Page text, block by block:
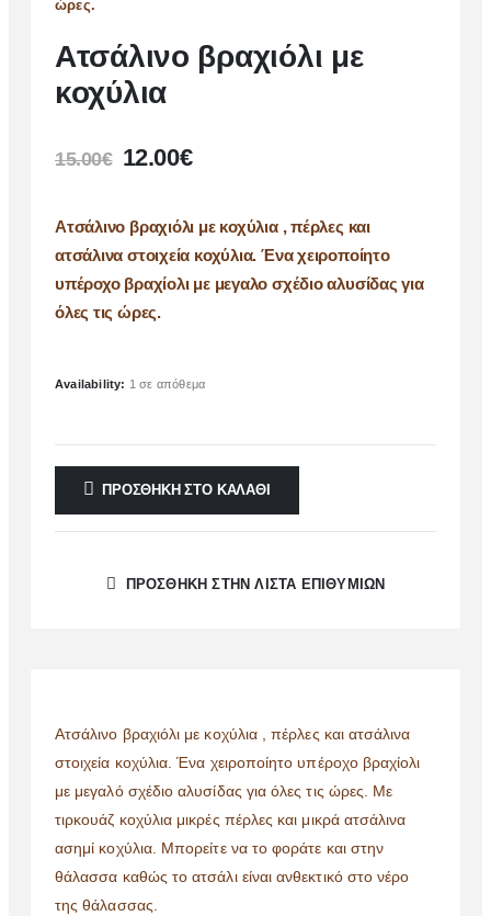
Ατσάλινο βραχιόλι με
κοχύλια
15.00€ 12.00€
Ατσάλινο βραχιόλι με κοχύλια , πέρλες και
ατσάλινα στοιχεία κοχύλια. Ένα χειροποίητο
υπέροχο βραχίολι με μεγαλο σχέδιο αλυσίδας για
όλες τις ώρες.
Availability: 1 σε απόθεμα
ΠΡΟΣΘΉΚΗ ΣΤΟ ΚΑΛΆΘΙ
ΠΡΌΣΘΉΚΗ ΣΤΗΝ ΛΊΣΤΑ ΕΠΙΘΥΜΙΏΝ
Ατσάλινο βραχιόλι με κοχύλια , πέρλες και ατσάλινα
στοιχεία κοχύλια. Ένα χειροποίητο υπέροχο βραχίολι
με μεγαλό σχέδιο αλυσίδας για όλες τις ώρες. Με
τιρκουάζ κοχύλια μικρές πέρλες και μικρά ατσάλινα
ασημί κοχύλια. Μπορείτε να το φοράτε και στην
θάλασσα καθώς το ατσάλι είναι ανθεκτικό στο νέρο
της θάλασσας.